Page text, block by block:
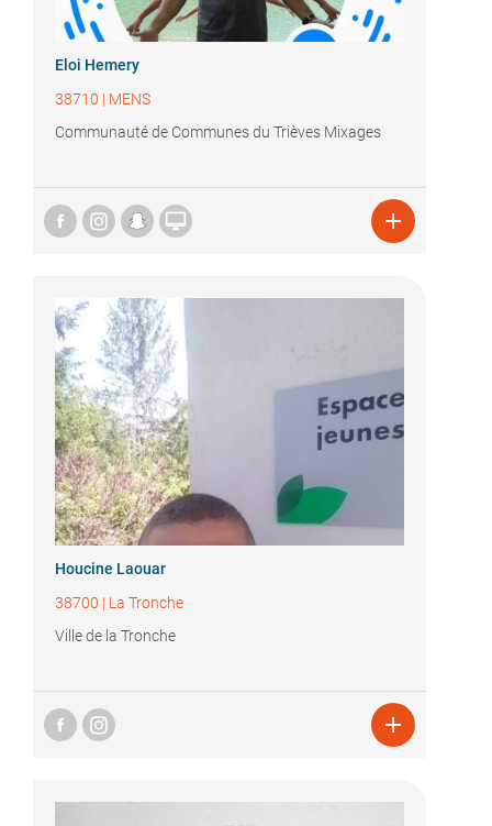
Eloi Hemery
38710 | MENS
Communauté de Communes du Trièves Mixages
 
Houcine Laouar
38700 | La Tronche
Ville de la Tronche
